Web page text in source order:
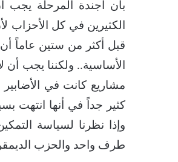
بأن أجندة المرحلة
الكثيرين في كل الأحزاب
قبل أكثر من ستين عاماً
الأساسية.. ولكننا يجب
مشاريع كانت في
كثير جداً في أنها انتهت
وإذا نظرنا لسياسة
طرف واحد والحزب